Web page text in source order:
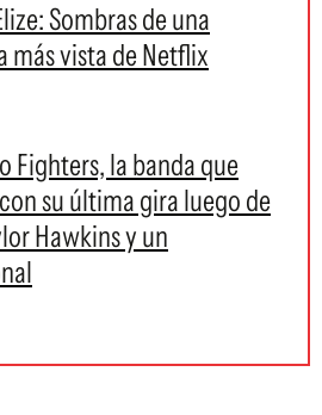
Sombras de una
más vista de Netflix
Fighters, la banda que
su última gira luego de
Hawkins y un